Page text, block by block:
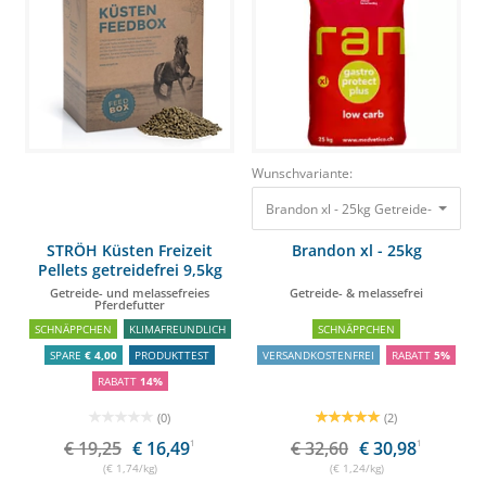
STRÖH Küsten Freizeit
Pellets getreidefrei 9,5kg
Feedbox
Getreide- und melassefreies
Pferdefutter
SCHNÄPPCHEN
KLIMAFREUNDLICH
SPARE € 4,00
PRODUKTTEST
RABATT 14%
(0)
€ 19,25 € 16,491
(€ 1,74/kg)
Wunschvariante:
Brandon xl - 25kg Getreide- &
Brandon xl - 25kg
Getreide- & melassefrei
SCHNÄPPCHEN
VERSANDKOSTENFREI
RABATT 5%
(2)
€ 32,60 € 30,981
(€ 1,24/kg)